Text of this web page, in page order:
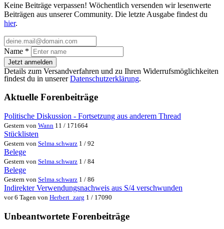
Keine Beiträge verpassen! Wöchentlich versenden wir lesenwerte
Beiträgen aus unserer Community. Die letzte Ausgabe findest du
hier.
Name *
Jetzt anmelden
Details zum Versandverfahren und zu Ihren Widerrufsmöglichkeiten
findest du in unsererDatenschutzerklärung.
Aktuelle Forenbeiträge
Politische Diskussion - Fortsetzung aus anderem Thread
Gestern von Wann 11 / 171664
Stücklisten
Gestern von Selma.schwarz 1 / 92
Belege
Gestern von Selma.schwarz 1 / 84
Belege
Gestern von Selma.schwarz 1 / 86
Indirekter Verwendungsnachweis aus S/4 verschwunden
vor 6 Tagen von Herbert_zarg 1 / 17090
Unbeantwortete Forenbeiträge